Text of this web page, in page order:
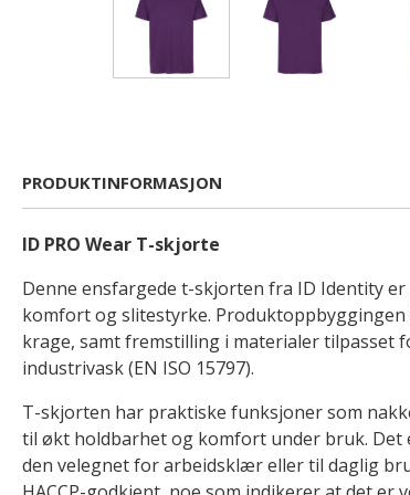
PRODUKTINFORMASJON
ID PRO Wear T-skjorte
Denne ensfargede t-skjorten fra ID Identity
komfort og slitestyrke.
krage, samt fremstilling i materialer tilpasset
industrivask (EN ISO 15797).
T-skjorten har praktiske funksjoner som
til økt holdbarhet og komfort under bruk.
den velegnet for arbeidsklær eller til daglig